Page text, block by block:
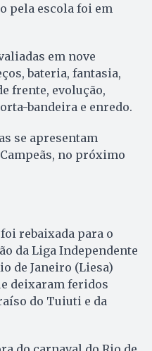
pela escola foi em
em nove
bateria, fantasia,
frente, evolução,
bandeira e enredo.
se apresentam
no próximo
rebaixada para o
da Liga Independente
de Janeiro (Liesa)
deixaram feridos
do Tuiuti e da